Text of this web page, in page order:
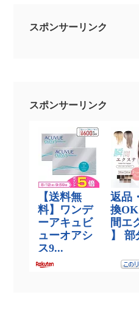
スポンサーリンク
スポンサーリンク